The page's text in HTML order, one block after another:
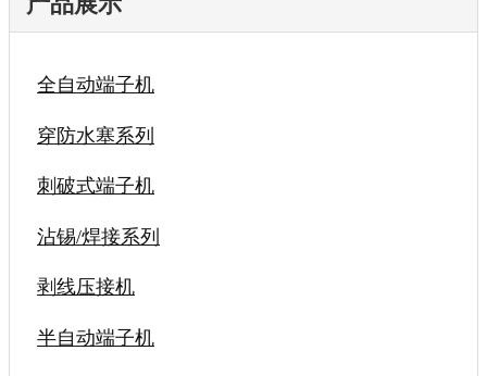
全自动端子机
穿防水塞系列
刺破式端子机
沾锡/焊接系列
剥线压接机
半自动端子机